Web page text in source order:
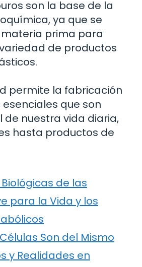
son la base de la
ya que se
prima para
de productos
permite la fabricación
que son
nuestra vida diaria,
hasta productos de
de las
para la Vida y los
Son del Mismo
y Realidades en